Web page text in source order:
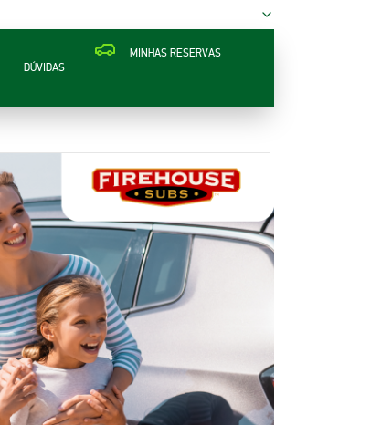
MINHAS RESERVAS
DÚVIDAS